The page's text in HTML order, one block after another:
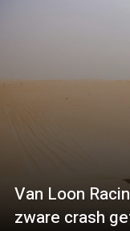
Van Loon
zware crash